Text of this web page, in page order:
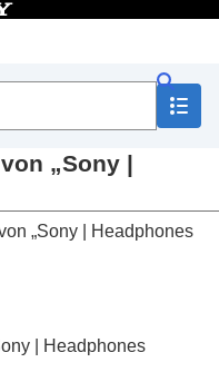
„Sony |
angezeigte
angezeigte
Verwendung der
„Sony |
„Sony | Headphones
| Headphones